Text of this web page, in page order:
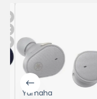
Yamaha